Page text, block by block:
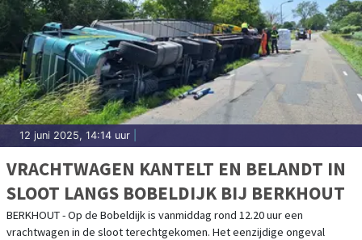
12 juni 2025, 14:14 uur
VRACHTWAGEN KANTELT EN BELANDT IN
SLOOT LANGS BOBELDIJK BIJ BERKHOUT
BERKHOUT - Op de Bobeldijk is vanmiddag rond 12.20 uur een
vrachtwagen in de sloot terechtgekomen. Het eenzijdige ongeval